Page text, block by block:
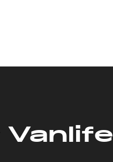
Vanlife